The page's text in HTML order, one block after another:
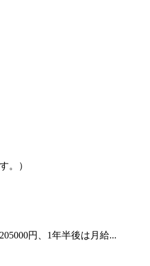
。）
円、1年半後は月給...